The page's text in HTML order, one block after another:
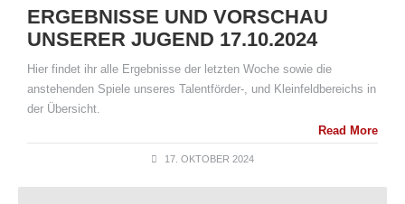
ERGEBNISSE UND VORSCHAU
UNSERER JUGEND 17.10.2024
Hier findet ihr alle Ergebnisse der letzten Woche sowie die
anstehenden Spiele unseres Talentförder-, und Kleinfeldbereichs in
der Übersicht.
Read More
17. OKTOBER 2024